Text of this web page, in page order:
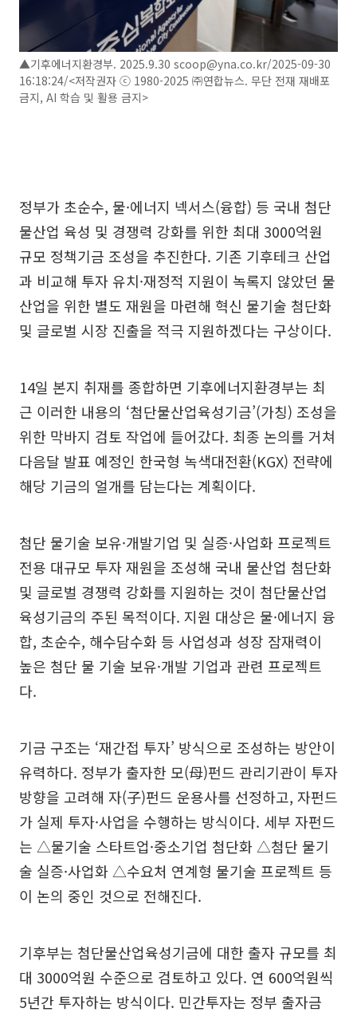
▲기후에너지환경부. 2025.9.30 scoop@yna.co.kr/2025-09-30
16:18:24/<저작권자 ⓒ 1980-2025 ㈜연합뉴스. 무단 전재 재배포
금지, AI 학습 및 활용 금지>
정부가 초순수, 물·에너지 넥서스(융합) 등 국내 첨단
물산업 육성 및 경쟁력 강화를 위한 최대 3000억원
규모 정책기금 조성을 추진한다. 기존 기후테크 산업
과 비교해 투자 유치·재정적 지원이 녹록지 않았던 물
산업을 위한 별도 재원을 마련해 혁신 물기술 첨단화
및 글로벌 시장 진출을 적극 지원하겠다는 구상이다.
14일 본지 취재를 종합하면 기후에너지환경부는 최
근 이러한 내용의 ‘첨단물산업육성기금’(가칭) 조성을
위한 막바지 검토 작업에 들어갔다. 최종 논의를 거쳐
다음달 발표 예정인 한국형 녹색대전환(KGX) 전략에
해당 기금의 얼개를 담는다는 계획이다.
첨단 물기술 보유·개발기업 및 실증·사업화 프로젝트
전용 대규모 투자 재원을 조성해 국내 물산업 첨단화
및 글로벌 경쟁력 강화를 지원하는 것이 첨단물산업
육성기금의 주된 목적이다. 지원 대상은 물·에너지 융
합, 초순수, 해수담수화 등 사업성과 성장 잠재력이
높은 첨단 물 기술 보유·개발 기업과 관련 프로젝트
다.
기금 구조는 ‘재간접 투자’ 방식으로 조성하는 방안이
유력하다. 정부가 출자한 모(母)펀드 관리기관이 투자
방향을 고려해 자(子)펀드 운용사를 선정하고, 자펀드
가 실제 투자·사업을 수행하는 방식이다. 세부 자펀드
는 △물기술 스타트업·중소기업 첨단화 △첨단 물기
술 실증·사업화 △수요처 연계형 물기술 프로젝트 등
이 논의 중인 것으로 전해진다.
기후부는 첨단물산업육성기금에 대한 출자 규모를 최
대 3000억원 수준으로 검토하고 있다. 연 600억원씩
5년간 투자하는 방식이다. 민간투자는 정부 출자금